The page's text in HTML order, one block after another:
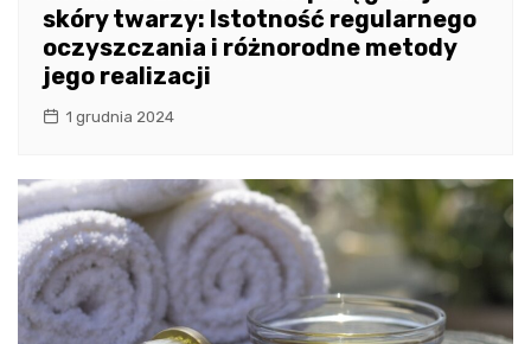
skóry twarzy: Istotność regularnego
oczyszczania i różnorodne metody
jego realizacji
1 grudnia 2024